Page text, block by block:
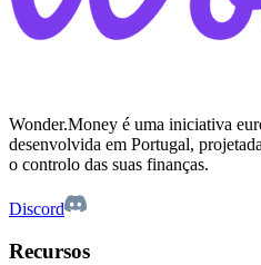
Wonder.Money é uma iniciativa
desenvolvida em Portugal,
o controlo das suas finanças.
Discord
Recursos